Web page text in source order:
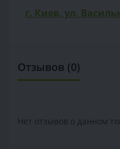
г. Киев, ул.
Отзывов (0)
Нет отзывов о данном